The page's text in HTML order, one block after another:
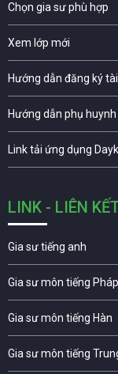
Chọn gia sư phù hợp
Xem lớp mới
Hướng dẫn đăng ký
Hướng dẫn phụ
Link tải ứng dụng
LINK - LIÊN
Gia sư tiếng anh
Gia sư môn tiếng Pháp
Gia sư môn tiếng Hàn
Gia sư môn tiếng